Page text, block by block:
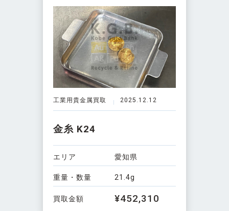
工業用貴金属買取 2025.12.12
金糸 K24
エリア 愛知県
重量・数量 21.4g
買取金額 ¥452,310